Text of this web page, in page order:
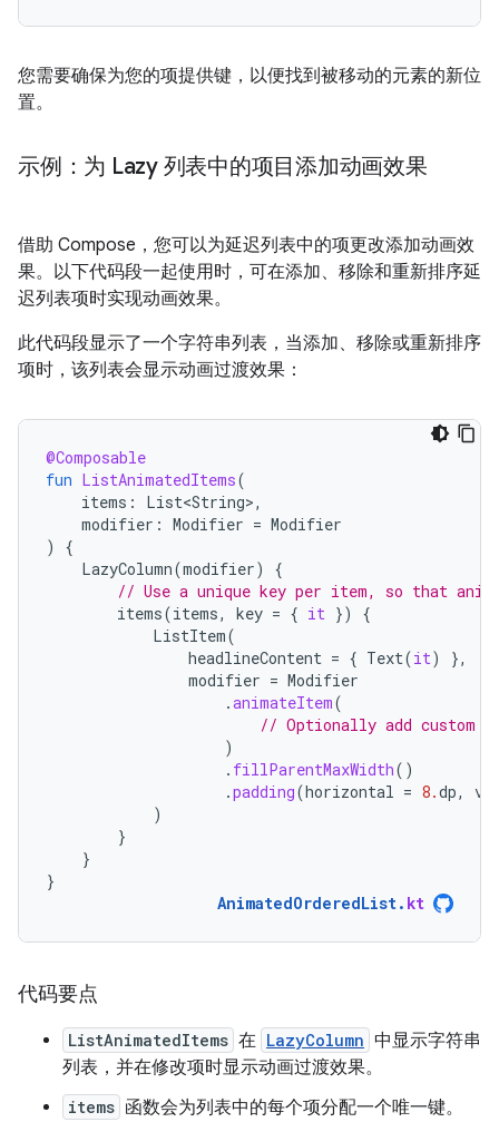
您需要确保为您的项提供键，以便找到被移动的元素的新位
置。
示例：为 Lazy 列表中的项目添加动画效果
借助 Compose，您可以为延迟列表中的项更改添加动画效
果。以下代码段一起使用时，可在添加、移除和重新排序延
迟列表项时实现动画效果。
此代码段显示了一个字符串列表，当添加、移除或重新排序
项时，该列表会显示动画过渡效果：
@Composable
fun ListAnimatedItems(
items : List<String>,
modifier : Modifier = Modifier
)
{
LazyColumn(modifier)
{
// Use a unique key per item, so that
items(items, key = { it })
{
ListItem(
headlineContent = { Text(it)
},
modifier = Modifier
.animateItem(
// Optionally add custom
)
. fillParentMaxWidth()
.padding(horizontal = 8.dp,
)
}
}
}
AnimatedOrderedList. kt
代码要点
ListAnimatedItems 在 LazyColumn 中显示字符串
列表，并在修改项时显示动画过渡效果。
items 函数会为列表中的每个项分配一个唯一键。